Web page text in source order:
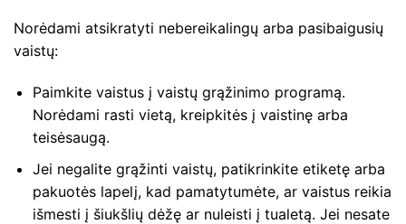
Norėdami atsikratyti nebereikalingų arba pasibaigusių
vaistų:
Paimkite vaistus į vaistų grąžinimo programą.
Norėdami rasti vietą, kreipkitės į vaistinę arba
teisėsaugą.
Jei negalite grąžinti vaistų, patikrinkite etiketę arba
pakuotės lapelį, kad pamatytumėte, ar vaistus reikia
išmesti į šiukšlių dėžę ar nuleisti į tualetą. Jei nesate